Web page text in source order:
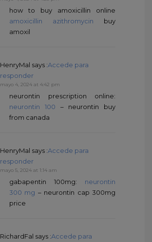
how to buy amoxicillin online
amoxicillin azithromycin buy
amoxil
HenryMal says :Accede para
responder
mayo 4, 2024 at 4:42 pm
neurontin prescription online:
neurontin 100 – neurontin buy
from canada
HenryMal says :Accede para
responder
mayo 5, 2024 at 1:14 am
gabapentin 100mg: neurontin
300 mg – neurontin cap 300mg
price
RichardFal says :Accede para